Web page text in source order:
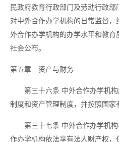
民政府教育行政部门及劳动行政
对中外合作办学机构的日常监督
外合作办学机构的办学水平和教
社会公布。
第五章 资产与财务
第三十六条 中外合作办学机
制度和资产管理制度，并按照国家
第三十七条 中外合作办学机
作办学机构依法享有法人财产权，